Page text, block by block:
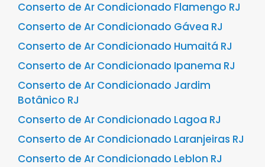
Conserto de Ar Condicionado Flamengo RJ
Conserto de Ar Condicionado Gávea RJ
Conserto de Ar Condicionado Humaitá RJ
Conserto de Ar Condicionado Ipanema RJ
Conserto de Ar Condicionado Jardim
Botânico RJ
Conserto de Ar Condicionado Lagoa RJ
Conserto de Ar Condicionado Laranjeiras RJ
Conserto de Ar Condicionado Leblon RJ